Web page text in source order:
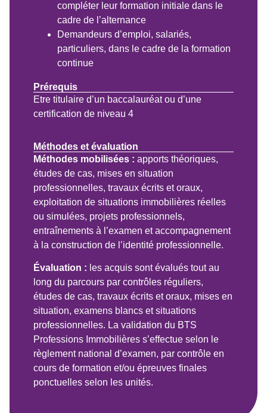
compléter leur formation initiale dans le
cadre de l’alternance
Demandeurs d’emploi, salariés,
particuliers, dans le cadre de la formation
continue
Prérequis
Etre titulaire d’un baccalauréat ou d’une
certification de niveau 4
Méthodes et évaluation
Méthodes mobilisées : apports théoriques,
études de cas, mises en situation
professionnelles, travaux écrits et oraux,
exploitation de situations immobilières réelles
ou simulées, projets professionnels,
entraînements à l’examen et accompagnement
à la construction de l’identité professionnelle.
Évaluation : les acquis sont évalués tout au
long du parcours par contrôles réguliers,
études de cas, travaux écrits et oraux, mises en
situation, examens blancs et situations
professionnelles. La validation du BTS
Professions Immobilières s’effectue selon le
règlement national d’examen, par contrôle en
cours de formation et/ou épreuves finales
ponctuelles selon les unités.